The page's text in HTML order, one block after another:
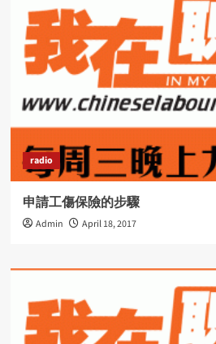
radio
申請工傷保險的步驟
Admin April 18, 2017